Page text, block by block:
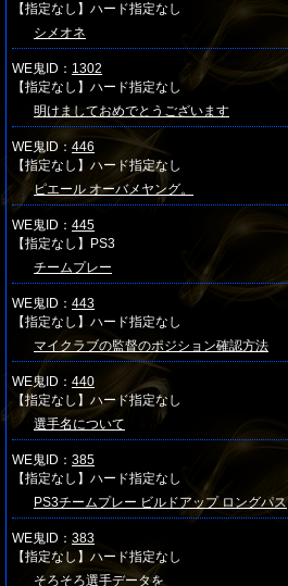
【指定なし】ハード指定なし
シメオネ
WE鬼ID： 1302
【指定なし】ハード指定なし
明けましておめでとうございます
WE鬼ID： 446
【指定なし】ハード指定なし
ピエール オーバメヤング。
WE鬼ID： 445
【指定なし】PS3
チームプレー
WE鬼ID： 443
【指定なし】ハード指定なし
マイクラブの監督のポジション確認方法
WE鬼ID： 440
【指定なし】ハード指定なし
選手名について
WE鬼ID： 385
【指定なし】ハード指定なし
PS3チームプレー ビルドアップ ロングパス
WE鬼ID： 383
【指定なし】ハード指定なし
そろそろ選手データを